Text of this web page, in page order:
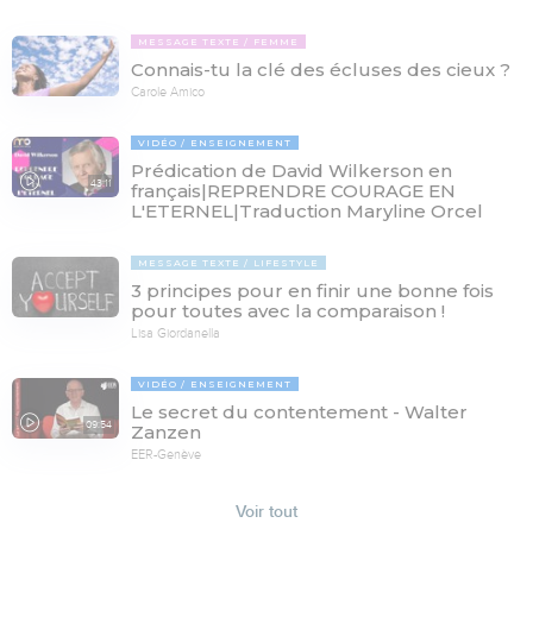
MESSAGE TEXTE FEMME
Connais-tu la clé des écluses des cieux ?
Carole Amico
43:11
VIDÉO ENSEIGNEMENT
Prédication de David Wilkerson en
français|REPRENDRE COURAGE EN
L'ETERNEL|Traduction Maryline Orcel
MESSAGE TEXTE LIFESTYLE
3 principes pour en finir une bonne fois
pour toutes avec la comparaison !
Lisa Giordanella
09:54
VIDÉO ENSEIGNEMENT
Le secret du contentement - Walter
Zanzen
EER-Genève
Voir tout